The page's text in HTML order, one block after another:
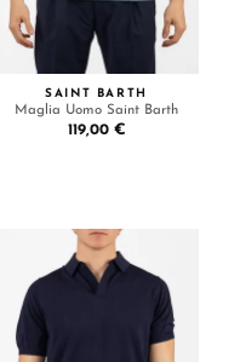
SAINT BARTH
Maglia Uomo Saint Barth
119,00 €